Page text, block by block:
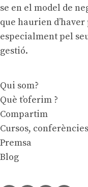
se en el model de
que haurien
especialment pel
gestió.
Qui som?
Què t’oferim ?
Compartim
Cursos,
Premsa
Blog